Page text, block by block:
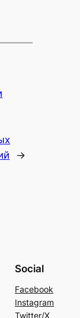
→
Social
Facebook
Instagram
Twitter/X